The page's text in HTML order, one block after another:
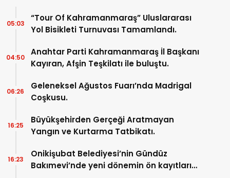
“Tour Of Kahramanmaraş” Uluslararası
Yol Bisikleti Turnuvası Tamamlandı.
05:03
Anahtar Parti Kahramanmaraş İl Başkanı
Kayıran, Afşin Teşkilatı ile buluştu.
04:50
Geleneksel Ağustos Fuarı’nda Madrigal
Coşkusu.
06:26
Büyükşehirden Gerçeği Aratmayan
Yangın ve Kurtarma Tatbikatı.
16:25
Onikişubat Belediyesi’nin Gündüz
Bakımevi’nde yeni dönemin ön kayıtları
16:23